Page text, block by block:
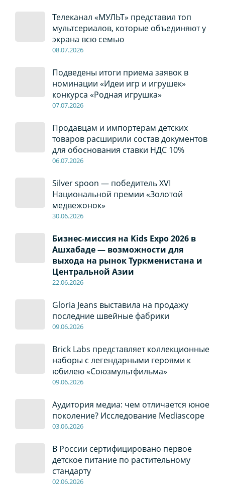
Телеканал «МУЛЬТ» представил топ
мультсериалов, которые объединяют у
экрана всю семью
08.07.2026
Подведены итоги приема заявок в
номинации «Идеи игр и игрушек»
конкурса «Родная игрушка»
07.07.2026
Продавцам и импортерам детских
товаров расширили состав документов
для обоснования ставки НДС 10%
06.07.2026
Silver spoon — победитель XVI
Национальной премии «Золотой
медвежонок»
30.06.2026
Бизнес‑миссия на Kids Expo 2026 в
Ашхабаде — возможности для
выхода на рынок Туркменистана и
Центральной Азии
22.06.2026
Gloria Jeans выставила на продажу
последние швейные фабрики
09.06.2026
Brick Labs представляет коллекционные
наборы с легендарными героями к
юбилею «Союзмультфильма»
09.06.2026
Аудитория медиа: чем отличается юное
поколение? Исследование Mediascope
03.06.2026
В России сертифицировано первое
детское питание по растительному
стандарту
02.06.2026